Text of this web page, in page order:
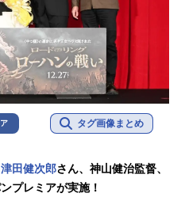
タグ画像まとめ
津田健次郎さん、神山健治監督、
プレミアが実施！